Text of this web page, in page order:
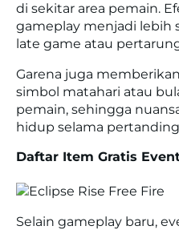
di sekitar area pemain.
gameplay menjadi lebih
late game atau
Garena juga
simbol matahari atau
pemain, sehingga
hidup selama
Daftar Item Gratis
Selain gameplay baru,